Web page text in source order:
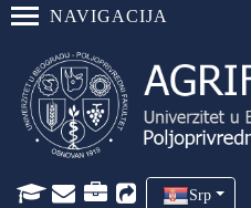
NAVIGACIJA
Srp